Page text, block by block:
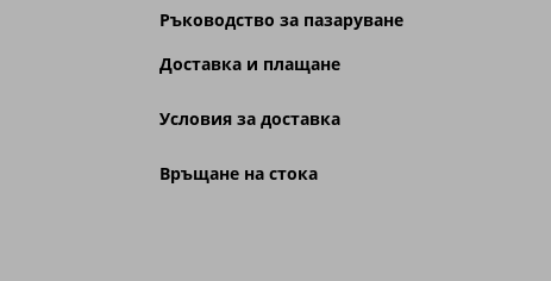
Ръководство за пазаруване
Доставка и плащане
Условия за доставка
Връщане на стока